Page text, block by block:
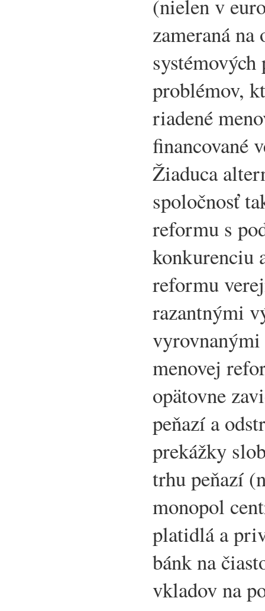
(nielen v
zameraná na
problémov,
riadené
financované
Žiaduca
spoločnosť
reformu s
konkurenciu
reformu
razantnými
menovej
opätovne
peňazí a
prekážky
trhu peňazí
monopol
platidlá a
bánk na
vkladov na